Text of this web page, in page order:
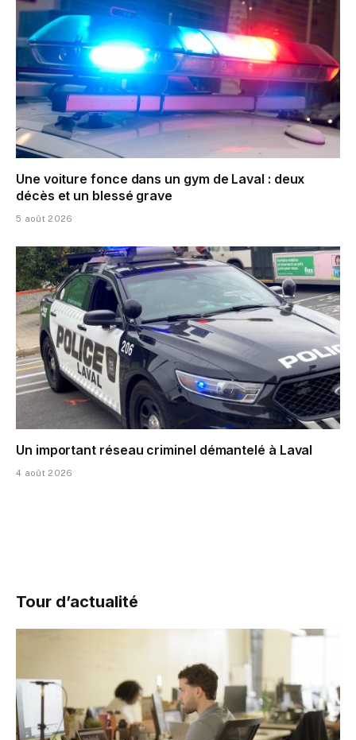
Une voiture fonce dans un gym de Laval : deux
décès et un blessé grave
5 août 2026
Un important réseau criminel démantelé à Laval
4 août 2026
Tour d’actualité